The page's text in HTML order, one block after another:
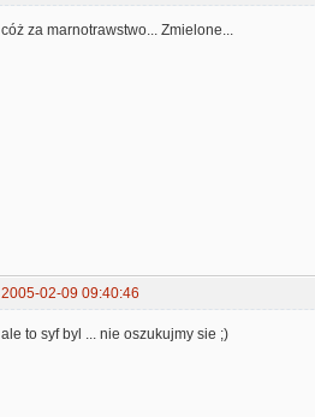
cóż za marnotrawstwo... Zmielone...
2005-02-09 09:40:46
ale to syf byl ... nie oszukujmy sie ;)